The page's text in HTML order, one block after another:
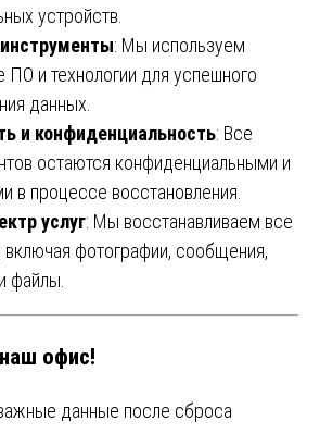
устройств.
: Мы используем
ПО и технологии для успешного
данных.
и конфиденциальность: Все
остаются конфиденциальными и
в процессе восстановления.
услуг: Мы восстанавливаем все
включая фотографии, сообщения,
файлы.
офис!
данные после сброса